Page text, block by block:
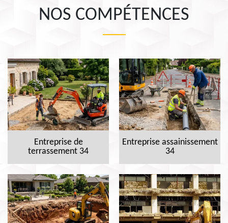
NOS COMPÉTENCES
Entreprise de
terrassement 34
Entreprise assainissement
34